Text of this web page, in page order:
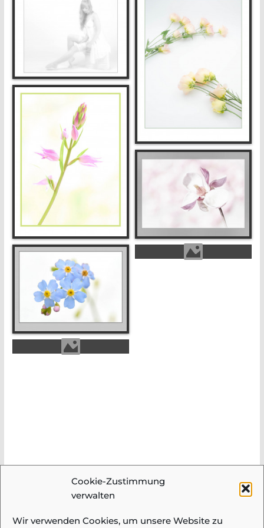
Cookie-Zustimmung
verwalten
Wir verwenden Cookies, um unsere Website zu